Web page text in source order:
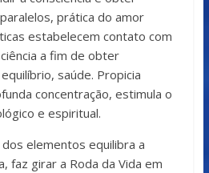
prática do amor
estabelecem contato com
a fim de obter
saúde. Propicia
concentração, estimula o
e espiritual.
elementos equilibra a
faz girar a Roda da Vida em